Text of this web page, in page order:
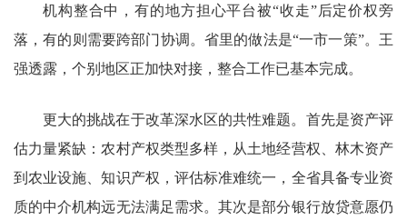
机构整合中，有的地方担心平台被“收走”后定价权旁
落，有的则需要跨部门协调。省里的做法是“一市一策”。王
强透露，个别地区正加快对接，整合工作已基本完成。
更大的挑战在于改革深水区的共性难题。首先是资产评
估力量紧缺：农村产权类型多样，从土地经营权、林木资产
到农业设施、知识产权，评估标准难统一，全省具备专业资
质的中介机构远无法满足需求。其次是部分银行放贷意愿仍